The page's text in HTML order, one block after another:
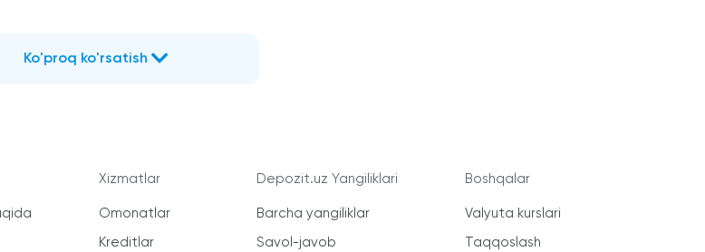
Ko'proq ko'rsatish
Xizmatlar
Omonatlar
Kreditlar
Depozit.uz Yangiliklari
Barcha yangiliklar
Savol-javob
Boshqalar
Valyuta kurslari
Taqqoslash